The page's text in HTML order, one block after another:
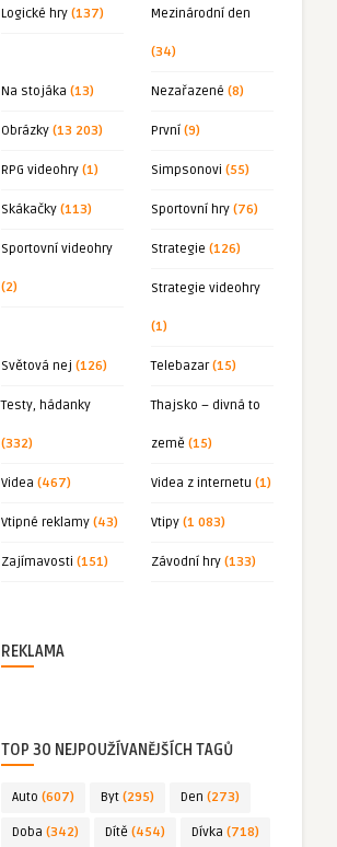
Logické hry (137) Mezinárodní den
(34)
Na stojáka (13) Nezařazené (8)
Obrázky (13 203) První (9)
RPG videohry (1) Simpsonovi (55)
Skákačky (113) Sportovní hry (76)
Sportovní videohry
(2)
Strategie (126)
Strategie videohry
(1)
Světová nej (126) Telebazar(15)
Testy, hádanky
(332)
Thajsko – divná to
země (15)
Videa (467) Videa z internetu (1)
Vtipné reklamy (43) Vtipy (1 083)
Zajímavosti (151) Závodní hry (133)
REKLAMA
TOP 30 NEJPOUŽÍVANĚJŠÍCH TAGŮ
Auto (607) Byt (295) Den (273)
Doba (342) Dítě (454) Dívka (718)